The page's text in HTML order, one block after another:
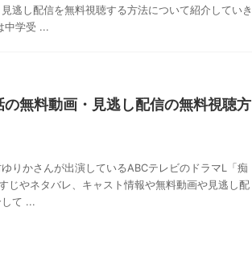
逃し配信を無料視聴する方法について紹介していき
中学受 ...
の無料動画・見逃し配信の無料視聴方
りかさんが出演しているABCテレビのドラマL「痴
じやネタバレ、キャスト情報や無料動画や見逃し配
て ...